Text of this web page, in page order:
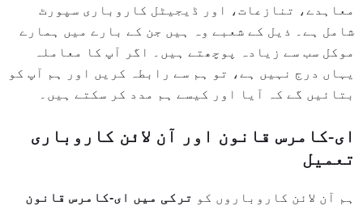
معاہدے، تنازعات، اور ڈیجیٹل کاروباری سپورٹ
شامل ہے۔ ذیل کے شعبے وہ ہیں جن کے بارے میں ہمارے
موکل سب سے زیادہ پوچھتے ہیں۔ اگر آپ کا معاملہ
یہاں درج نہیں ہے، تو ہم سے رابطہ کریں اور ہم آپ کو
بتائیں گے کہ آیا اور کیسے ہم مدد کر سکتے ہیں۔
ای-کامرس قانون اور آن لائن کاروباری
تعمیل
ہم آن لائن کاروباروں کو ترکی میں ای-کامرس قانون